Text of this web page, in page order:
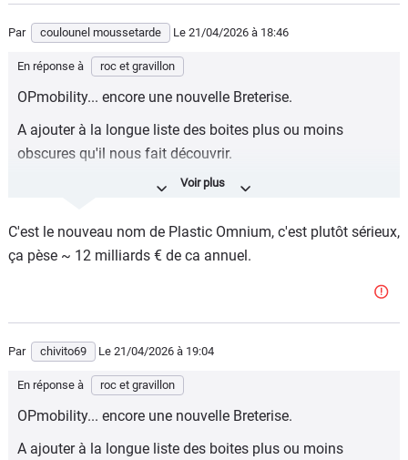
Par coulounel moussetarde Le 21/04/2026 à 18:46
En réponse à roc et gravillon
OPmobility... encore une nouvelle Breterise.
A ajouter à la longue liste des boites plus ou moins
obscures qu'il nous fait découvrir.
de portance, pour sûr !
C'est le nouveau nom de Plastic Omnium, c'est plutôt sérieux,
ça pèse ~ 12 milliards € de ca annuel.
Par chivito69 Le 21/04/2026 à 19:04
En réponse à roc et gravillon
OPmobility... encore une nouvelle Breterise.
A ajouter à la longue liste des boites plus ou moins